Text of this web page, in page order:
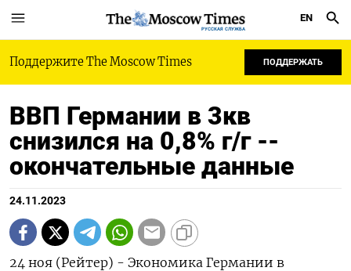
РУССКАЯ СЛУЖБА
EN
Поддержите The Moscow Times ПОДДЕРЖАТЬ
ВВП Германии в 3кв
снизился на 0,8% г/г --
окончательные данные
24.11.2023
24 ноя (Рейтер) - Экономика Германии в